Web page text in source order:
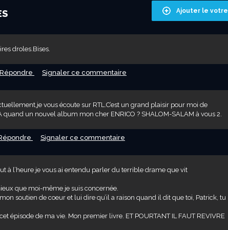
Ajouter le votre
droles.Bises.
Répondre Signaler ce commentaire
vous écoute sur RTL.C’est un grand plaisir pour moi de
quand un nouvel album mon cher ENRICO ? SHALOM-SALAM à vous 2.
Signaler ce commentaire
à l’heure je vous ai entendu parler du terrible drame que vit
que moi-même je suis concernée.
soutien de coeur et lui dire qu’il a raison quand il dit que toi, Patrick, tu
épisode de ma vie. Mon premier livre. ET POURTANT IL FAUT REVIVRE